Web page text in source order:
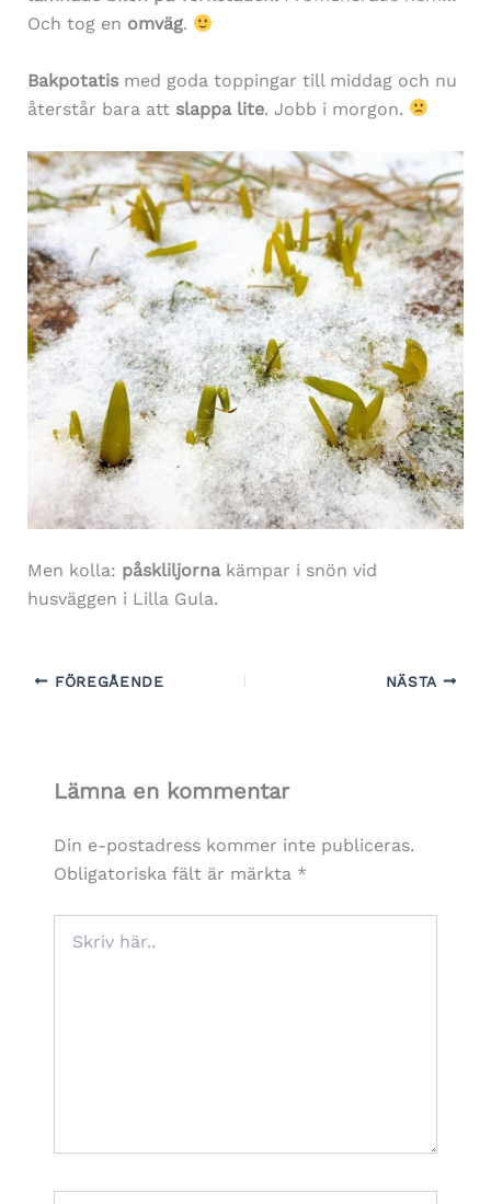
Och tog en omväg.
Bakpotatismed goda toppingar till middag och nu
återstår bara att slappa lite. Jobb i morgon.
Men kolla: påskliljornakämpar i snön vid
husväggen i Lilla Gula.
FÖREGÅENDE NÄSTA
Lämna en kommentar
Din e-postadress kommer inte publiceras.
Obligatoriska fält är märkta *
här..